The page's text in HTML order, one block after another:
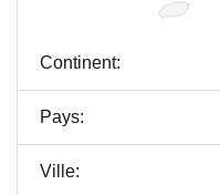
Continent:
Pays:
Ville: